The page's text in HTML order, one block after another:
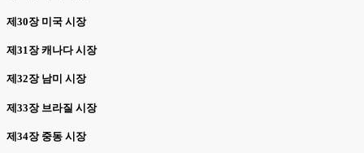
제30장 미국 시장
제31장 캐나다 시장
제32장 남미 시장
제33장 브라질 시장
제34장 중동 시장